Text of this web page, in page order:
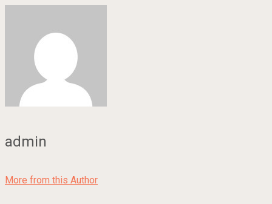
admin
More from this Author